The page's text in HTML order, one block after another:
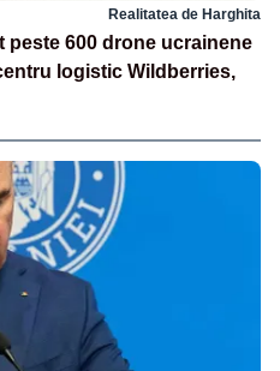
Realitatea de Harghita
peste 600 drone ucrainene
logistic Wildberries,